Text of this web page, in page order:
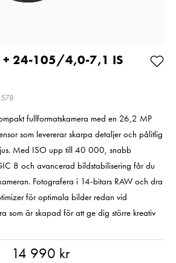
+ 24-105/4,0-7,1 IS
fullformatskamera med en 26,2 MP
som levererar skarpa detaljer och pålitlig
Med ISO upp till 40 000, snabb
8 och avancerad bildstabilisering får du
Fotografera i 14-bitars RAW och dra
för optimala bilder redan vid
som är skapad för att ge dig större kreativ
14 990 kr